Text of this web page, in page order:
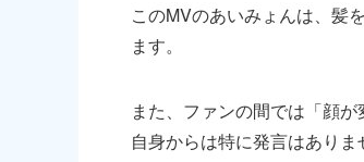
このMVのあいみょんは、髪
ます。
また、ファンの間では「顔
自身からは特に発言はありま